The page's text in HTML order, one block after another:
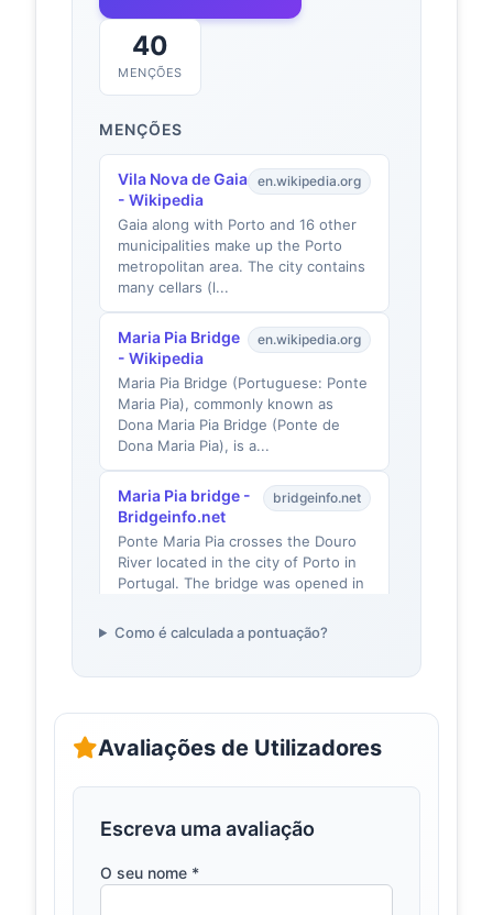
40
MENÇÕES
MENÇÕES
Vila Nova de Gaia
- Wikipedia
en.wikipedia.org
Gaia along with Porto and 16 other
municipalities make up the Porto
metropolitan area. The city contains
many cellars (l...
Maria Pia Bridge
- Wikipedia
en.wikipedia.org
Maria Pia Bridge (Portuguese: Ponte
Maria Pia), commonly known as
Dona Maria Pia Bridge (Ponte de
Dona Maria Pia), is a...
Maria Pia bridge -
Bridgeinfo.net
bridgeinfo.net
Ponte Maria Pia crosses the Douro
River located in the city of Porto in
Portugal. The bridge was opened in
Bridge | Férias
Pia), commonly known as Ponte
Dona Maria, is a railway bridge built
in 1877 by Gustave...
Ponte de D. Maria Pia
infopedia.pt
A Ponte de D. Maria Pia, construída
Como é calculada a pontuação?
Avaliações de Utilizadores
Escreva uma avaliação
O seu nome *